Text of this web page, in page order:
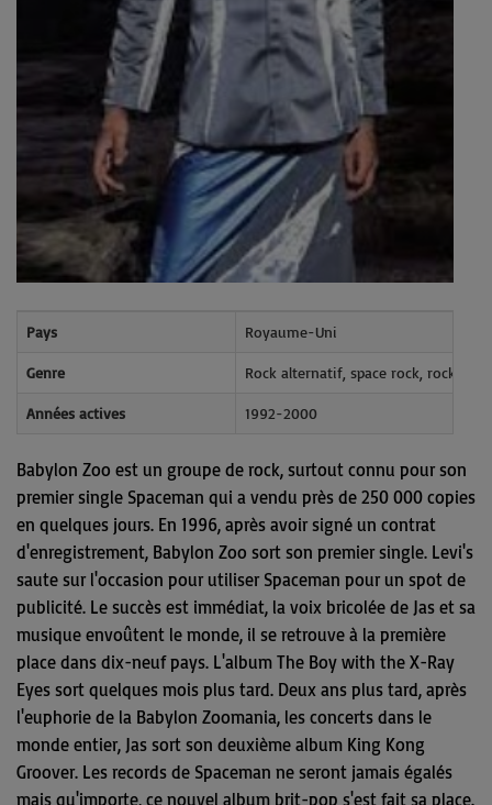
Pays Royaume-Uni
Genre Rock alternatif, space rock, rock
Années actives 1992-2000
Babylon Zoo est un groupe de rock, surtout connu pour son
premier single Spaceman qui a vendu près de 250 000 copies
en quelques jours. En 1996, après avoir signé un contrat
d'enregistrement, Babylon Zoo sort son premier single. Levi's
saute sur l'occasion pour utiliser Spaceman pour un spot de
publicité. Le succès est immédiat, la voix bricolée de Jas et sa
musique envoûtent le monde, il se retrouve à la première
place dans dix-neuf pays. L'album The Boy with the X-Ray
Eyes sort quelques mois plus tard. Deux ans plus tard, après
l'euphorie de la Babylon Zoomania, les concerts dans le
monde entier, Jas sort son deuxième album King Kong
Groover. Les records de Spaceman ne seront jamais égalés
mais qu'importe, ce nouvel album brit-pop s'est fait sa place.